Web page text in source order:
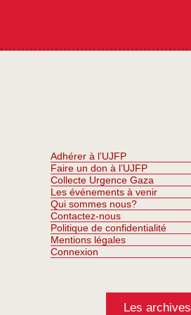
Adhérer à l’UJFP
Faire un don à l’UJFP
Collecte Urgence Gaza
Les événements à venir
Qui sommes nous?
Contactez-nous
Politique de confidentialité
Mentions légales
Connexion
Les archives